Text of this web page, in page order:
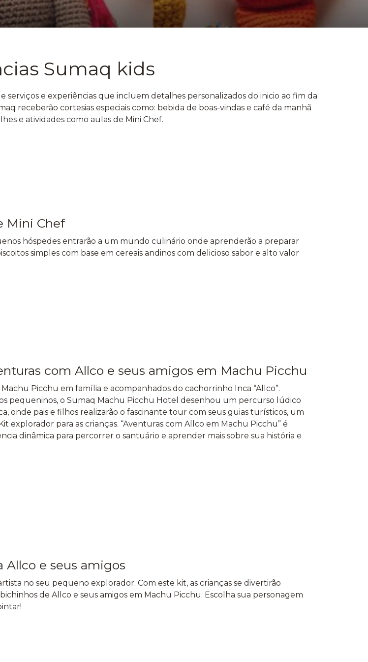
Sumaq kids
e experiências que incluem detalhes personalizados do inicio ao fim da
receberão cortesias especiais como: bebida de boas-vindas e café da manhã
e atividades como aulas de Mini Chef.
Mini Chef
hóspedes entrarão a um mundo culinário onde aprenderão a preparar
simples com base em cereais andinos com delicioso sabor e alto valor
com Allco e seus amigos em Machu Picchu
Picchu em família e acompanhados do cachorrinho Inca “Allco”.
pequeninos, o Sumaq Machu Picchu Hotel desenhou um percurso lúdico
onde pais e filhos realizarão o fascinante tour com seus guias turísticos, um
explorador para as crianças. “Aventuras com Allco em Machu Picchu” é
dinâmica para percorrer o santuário e aprender mais sobre sua história e
Allco e seus amigos
no seu pequeno explorador. Com este kit, as crianças se divertirão
de Allco e seus amigos em Machu Picchu. Escolha sua personagem